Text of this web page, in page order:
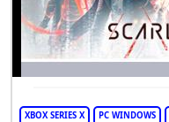
XBOX SERIES X PC WINDOWS